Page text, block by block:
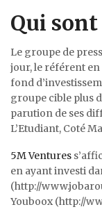
Qui
Le groupe de
jour, le référent
fond
groupe cible plus
parution de ses
L’Etudiant, Coté
5M Ventures
en ayant investi
(http://
Youboox (http://